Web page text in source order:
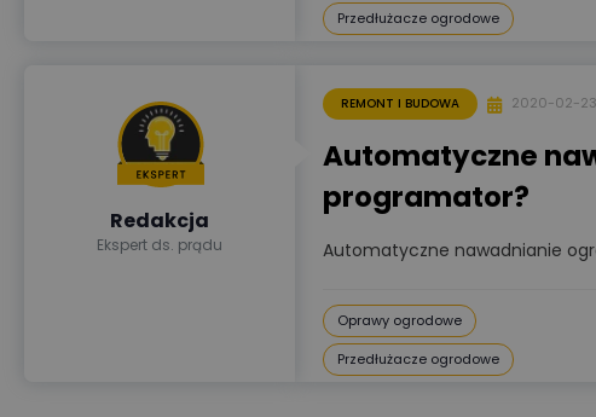
Przedłużacze ogrodowe
Redakcja
Ekspert ds. prądu
REMONT I BUDOWA 2020-02-23
Automatyczne
programator?
Automatyczne nawadnianie
Oprawy ogrodowe
Przedłużacze ogrodowe